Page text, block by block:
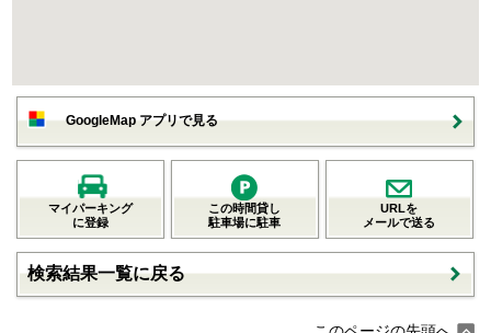
GoogleMap アプリで見る
マイパーキング
に登録
この時間貸し
駐車場に駐車
URLを
メールで送る
検索結果一覧に戻る